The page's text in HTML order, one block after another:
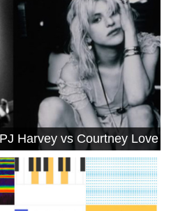
Harvey vs Courtney Love